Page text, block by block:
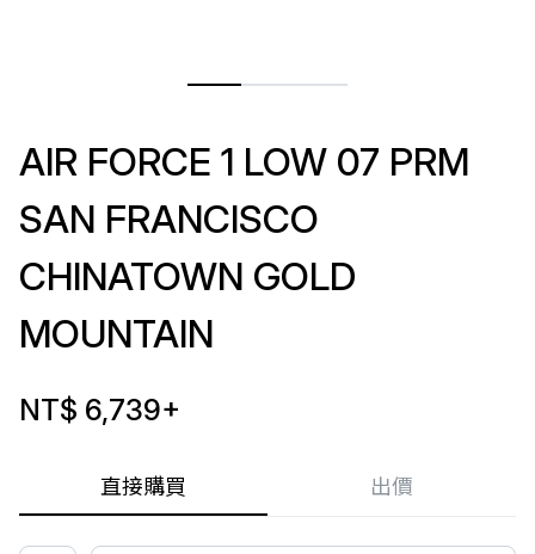
直接購買 出價
AIR FORCE 1 LOW 07 PRM
SAN FRANCISCO
CHINATOWN GOLD
MOUNTAIN
NT$ 6,739+